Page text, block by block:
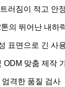
러짐이 적고 안
의 뛰어난 내하
표면으로 긴 사
ODM 맞춤 제작
엄격한 품질 검사